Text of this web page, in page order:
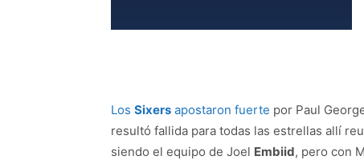
Los Sixers apostaron fuerte por Paul
resultó fallida para todas las estrellas allí
siendo el equipo de Joel Embiid, pero con